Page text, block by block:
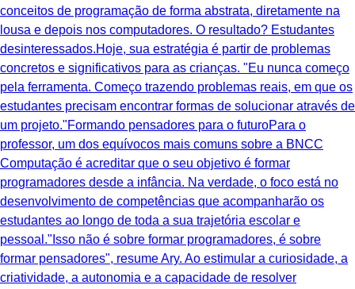
conceitos de programação de forma abstrata, diretamente na
lousa e depois nos computadores. O resultado? Estudantes
desinteressados.Hoje, sua estratégia é partir de problemas
concretos e significativos para as crianças. "Eu nunca começo
pela ferramenta. Começo trazendo problemas reais, em que os
estudantes precisam encontrar formas de solucionar através de
um projeto."Formando pensadores para o futuroPara o
professor, um dos equívocos mais comuns sobre a BNCC
Computação é acreditar que o seu objetivo é formar
programadores desde a infância. Na verdade, o foco está no
desenvolvimento de competências que acompanharão os
estudantes ao longo de toda a sua trajetória escolar e
pessoal."Isso não é sobre formar programadores, é sobre
formar pensadores", resume Ary. Ao estimular a curiosidade, a
criatividade, a autonomia e a capacidade de resolver